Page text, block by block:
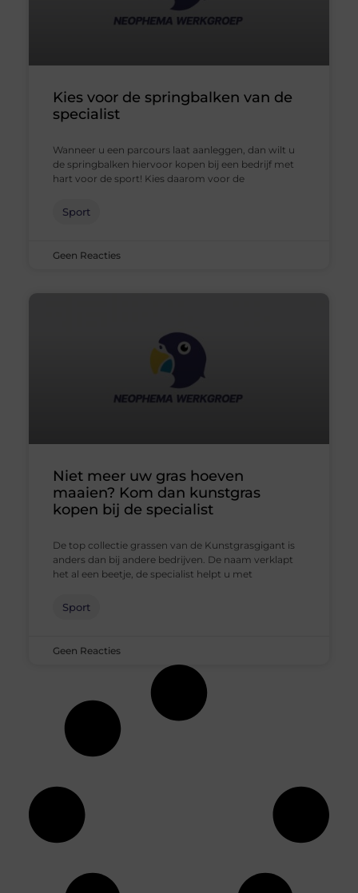
Kies voor de springbalken van de
specialist
Wanneer u een parcours laat aanleggen, dan wilt u
de springbalken hiervoor kopen bij een bedrijf met
hart voor de sport! Kies daarom voor de
Sport
Geen Reacties
Niet meer uw gras hoeven
maaien? Kom dan kunstgras
kopen bij de specialist
De top collectie grassen van de Kunstgrasgigant is
anders dan bij andere bedrijven. De naam verklapt
het al een beetje, de specialist helpt u met
Sport
Geen Reacties